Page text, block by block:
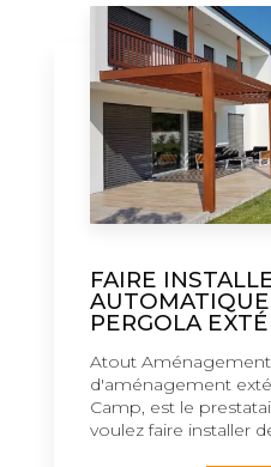
FAIRE
PERGOLA
Atout
d'aménagement
Camp, est le
voulez faire installer